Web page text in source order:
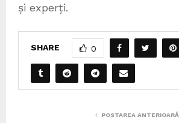
și experți.
SHARE 0
POSTAREA ANTERIOARĂ